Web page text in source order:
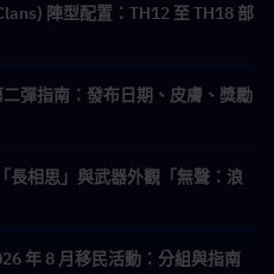
陣型配置：TH12 至 TH18 部
彈指南：發布日期、皮膚、獎勵
長相思」與武器外觀「無聲：浪
年 8 月移民活動：分組與指南